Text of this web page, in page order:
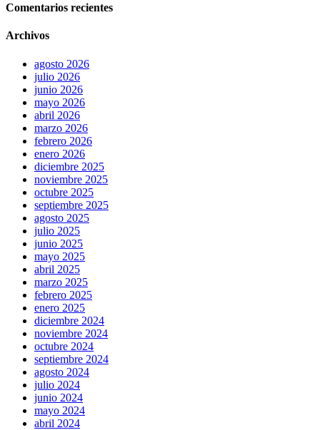
Comentarios recientes
Archivos
agosto 2026
julio 2026
junio 2026
mayo 2026
abril 2026
marzo 2026
febrero 2026
enero 2026
diciembre 2025
noviembre 2025
octubre 2025
septiembre 2025
agosto 2025
julio 2025
junio 2025
mayo 2025
abril 2025
marzo 2025
febrero 2025
enero 2025
diciembre 2024
noviembre 2024
octubre 2024
septiembre 2024
agosto 2024
julio 2024
junio 2024
mayo 2024
abril 2024